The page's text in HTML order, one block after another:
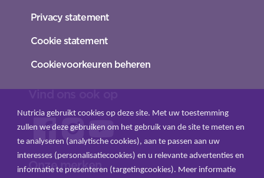
Privacy statement
Cookie statement
Cookievoorkeuren beheren
Onze merken
Nutricia gebruikt cookies op deze site. Met uw toestemming
zullen we deze gebruiken om het gebruik van de site te meten en
te analyseren (analytische cookies), aan te passen aan uw
interesses (personalisatiecookies) en u relevante advertenties en
informatie te presenteren (targetingcookies). Meer informatie